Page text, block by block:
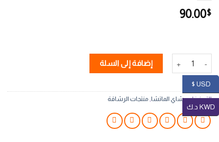
90.00$
كمية الباقة التوفيرية 3 عبوات شاي الماتشا بنكهة المشمش 60 ظرف
إضافة إلى السلة
التصنيفات:شاي الماتشا منتجات الرشاقة
USD $
KWD د.ك